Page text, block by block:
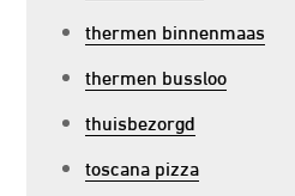
thermen binnenmaas
thermen bussloo
thuisbezorgd
toscana pizza